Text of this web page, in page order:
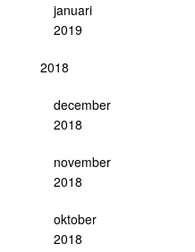
januari
2019
2018
december
2018
november
2018
oktober
2018